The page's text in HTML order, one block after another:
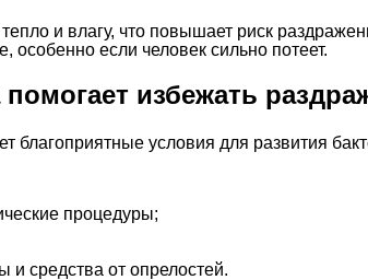
и влагу, что повышает риск
особенно если человек сильно потеет.
помогает избежать
благоприятные условия для развития
процедуры;
и средства от опрелостей.